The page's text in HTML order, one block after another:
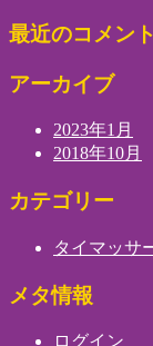
最近のコメント
アーカイブ
2023年1月
2018年10月
カテゴリー
タイマッサ
メタ情報
ログイン